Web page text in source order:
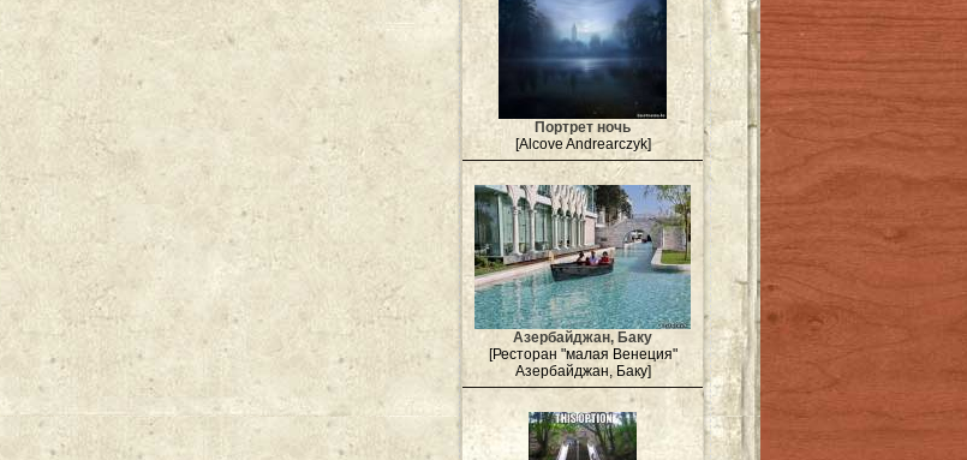
Портрет ночь
[Alcove Andrearczyk]
Азербайджан, Баку
[Ресторан "малая Венеция"
Азербайджан, Баку]